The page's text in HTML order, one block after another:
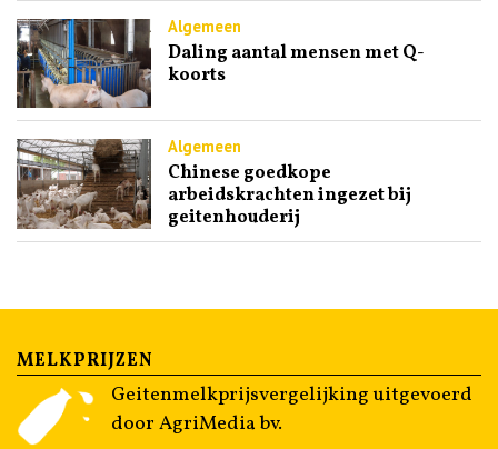
Algemeen
Daling aantal mensen met Q-
koorts
Algemeen
Chinese goedkope
arbeidskrachten ingezet bij
geitenhouderij
MELKPRIJZEN
Geitenmelkprijsvergelijking uitgevoerd
door AgriMedia bv.